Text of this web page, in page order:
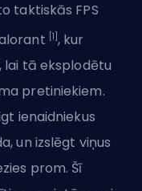
taktiskās FPS
[1] , kur
tā eksplodētu
pretiniekiem.
ienaidniekus
un izslēgt viņus
prom. Šī